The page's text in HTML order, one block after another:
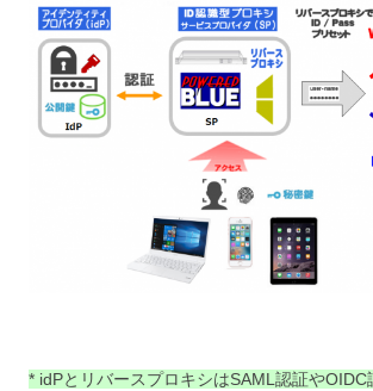
* idPとリバースプロキシはSAML認証や